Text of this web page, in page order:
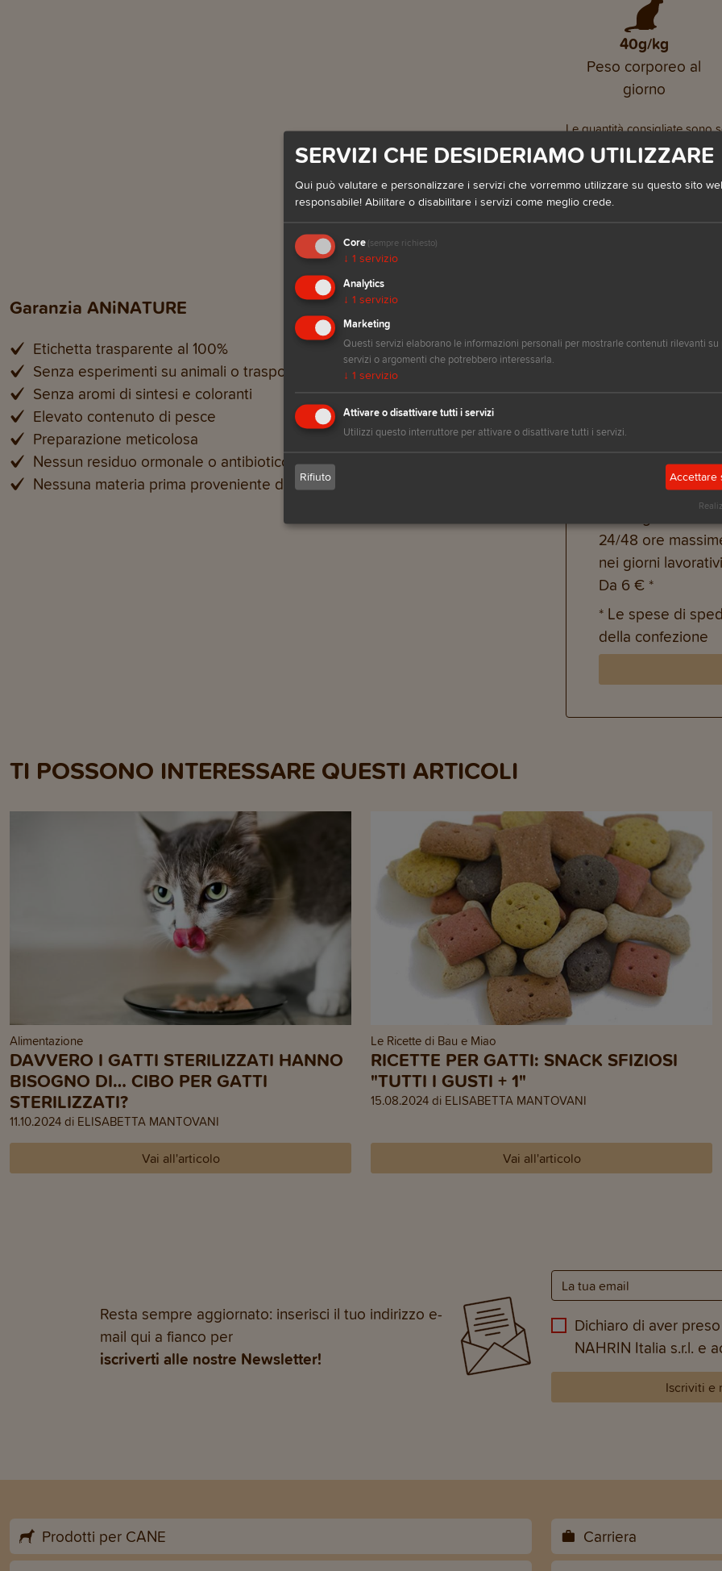
40g/kg
Peso corporeo al
giorno
Le quantità consigliate sono
dell’animale al giorno.
Le quantità
per kg di peso
Garanzia ANiNATURE
Etichetta trasparente al 100%
Senza esperimenti su animali o trasporti inutili
Senza aromi di sintesi e coloranti
Elevato contenuto di pesce
Preparazione meticolosa
Nessun residuo ormonale o antibiotico
Nessuna materia prima proveniente da rifiuti agroalimentari
Perchè
Il peso dei nostri
di spedizione
24/48 ore
nei giorni
Da 6 € *
* Le spese di
della confezione
TI POSSONO INTERESSARE QUESTI ARTICOLI
Alimentazione
DAVVERO I GATTI STERILIZZATI HANNO
BISOGNO DI… CIBO PER GATTI
STERILIZZATI?
11.10.2024 di ELISABETTA MANTOVANI
Vai all'articolo
Le Ricette di Bau e Miao
RICETTE PER GATTI: SNACK SFIZIOSI
"TUTTI I GUSTI + 1"
15.08.2024 di ELISABETTA MANTOVANI
Vai all'articolo
Resta sempre aggiornato: inserisci il tuo indirizzo e-
mail qui a fianco per
iscriverti alle nostre Newsletter!
Dichiaro di aver
NAHRIN Italia s.r.l. e
Iscriviti e
Prodotti per CANE Carriera
SERVIZI CHE DESIDERIAMO UTILIZZARE
Qui può valutare e personalizzare i servizi che vorremmo utilizzare su questo sito
responsabile! Abilitare o disabilitare i servizi come meglio crede.
Core (sempre richiesto)
↓ 1 servizio
Analytics
↓ 1 servizio
Marketing
Questi servizi elaborano le informazioni personali per mostrarle contenuti rilevanti su
servizi o argomenti che potrebbero interessarla.
↓ 1 servizio
Attivare o disattivare tutti i servizi
Utilizzi questo interruttore per attivare o disattivare tutti i servizi.
Rifiuto Accettare